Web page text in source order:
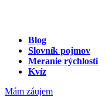
Blog
Slovník pojmov
Meranie rýchlosti
Kvíz
Mám záujem